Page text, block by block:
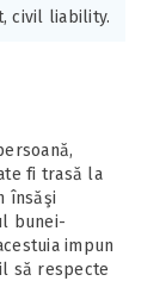
civil liability.
fi trasă la
însăşi
bunei-
impun
să respecte